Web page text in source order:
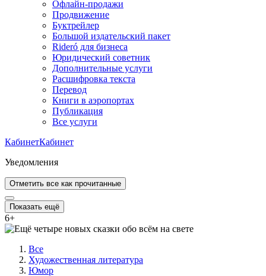
Офлайн-продажи
Продвижение
Буктрейлер
Большой издательский пакет
Rideró для бизнеса
Юридический советник
Дополнительные услуги
Расшифровка текста
Перевод
Книги в аэропортах
Публикация
Все услуги
КабинетКабинет
Уведомления
Отметить все как прочитанные
Показать ещё
6+
Все
Художественная литература
Юмор